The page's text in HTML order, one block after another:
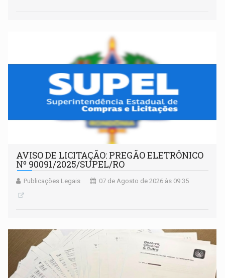
AVISO DE LICITAÇÃO: PREGÃO ELETRÔNICO
Nº 90091/2025/SUPEL/RO
Publicações Legais 07 de Agosto de 2026 às 09:35